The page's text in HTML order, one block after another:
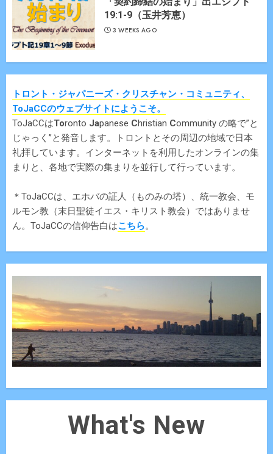
19:1-9（玉井芳恵）
3 WEEKS AGO
トロント・ジャパニーズ・クリスチャン・コミュニティ、
ToJaCCのウェブサイトにようこそ。
ToJaCCはToronto Japanese Christian Community の略で”と
じゃっく”と発音します。トロントとその周辺の地域で日本
礼拝しています。インターネットを利用したオンラインの集
まりと、各地で実際の集まりを並行して行っています。
＊ToJaCCは、エホバの証人（ものみの塔）、統一教会、モ
ルモン教（末日聖徒イエス・キリスト教会）ではありませ
ん。ToJaCCの信仰告白はこちら。
What's New